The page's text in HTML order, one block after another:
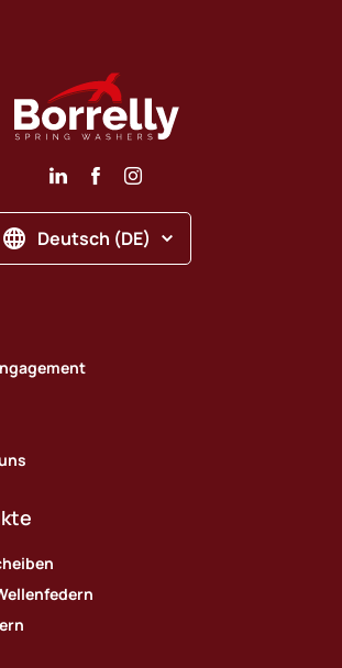
Deutsch (DE)